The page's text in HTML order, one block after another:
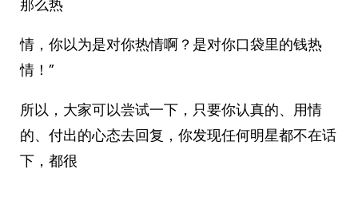
那么热
情，你以为是对你热情啊？是对你口袋里的钱热
情！”
所以，大家可以尝试一下，只要你认真的、用情
的、付出的心态去回复，你发现任何明星都不在话
下，都很